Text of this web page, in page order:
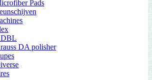
Pads
DA polisher